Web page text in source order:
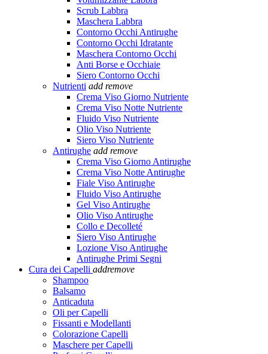
Scrub Labbra
Maschera Labbra
Contorno Occhi Antirughe
Contorno Occhi Idratante
Maschera Contorno Occhi
Anti Borse e Occhiaie
Siero Contorno Occhi
Nutrienti add remove
Crema Viso Giorno Nutriente
Crema Viso Notte Nutriente
Fluido Viso Nutriente
Olio Viso Nutriente
Siero Viso Nutriente
Antirughe add remove
Crema Viso Giorno Antirughe
Crema Viso Notte Antirughe
Fiale Viso Antirughe
Fluido Viso Antirughe
Gel Viso Antirughe
Olio Viso Antirughe
Collo e Decolleté
Siero Viso Antirughe
Lozione Viso Antirughe
Antirughe Primi Segni
Cura dei Capelli addremove
Shampoo
Balsamo
Anticaduta
Oli per Capelli
Fissanti e Modellanti
Colorazione Capelli
Maschere per Capelli